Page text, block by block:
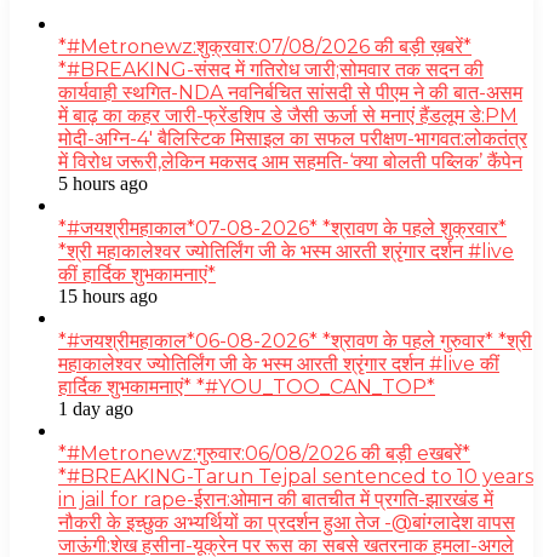
*#Metronewz:शुक्रवार:07/08/2026 की बड़ी ख़बरें*
*#BREAKING-संसद में गतिरोध जारी;सोमवार तक सदन की
कार्यवाही स्थगित-NDA नवनिर्बचित सांसदी से पीएम ने की बात-असम
में बाढ़ का कहर जारी-फ्रेंडशिप डे जैसी ऊर्जा से मनाएं हैंडलूम डे:PM
मोदी-अग्नि-4′ बैलिस्टिक मिसाइल का सफल परीक्षण-भागवत:लोकतंत्र
में विरोध जरूरी,लेकिन मकसद आम सहमति-‘क्या बोलती पब्लिक’ कैंपेन
5 hours ago
*#जयश्रीमहाकाल*07-08-2026* *श्रावण के पहले शुक्रवार*
*श्री महाकालेश्वर ज्योतिर्लिंग जी के भस्म आरती श्रृंगार दर्शन #live
कीं हार्दिक शुभकामनाएं*
15 hours ago
*#जयश्रीमहाकाल*06-08-2026* *श्रावण के पहले गुरुवार* *श्री
महाकालेश्वर ज्योतिर्लिंग जी के भस्म आरती श्रृंगार दर्शन #live कीं
हार्दिक शुभकामनाएं* *#YOU_TOO_CAN_TOP*
1 day ago
*#Metronewz:गुरुवार:06/08/2026 की बड़ी eखबरें*
*#BREAKING-Tarun Tejpal sentenced to 10 years
in jail for rape-ईरान:ओमान की बातचीत में प्रगति-झारखंड में
नौकरी के इच्छुक अभ्यर्थियों का प्रदर्शन हुआ तेज -@बांग्लादेश वापस
जाऊंगी:शेख हसीना-यूक्रेन पर रूस का सबसे खतरनाक हमला-अगले